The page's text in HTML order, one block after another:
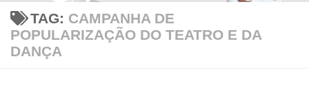
TAG: CAMPANHA DE
POPULARIZAÇÃO DO TEATRO E DA
DANÇA